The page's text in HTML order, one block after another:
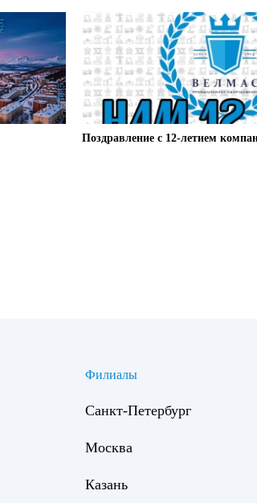
Поздравление с 12-летием
Филиалы
Санкт-Петербург
Москва
Казань